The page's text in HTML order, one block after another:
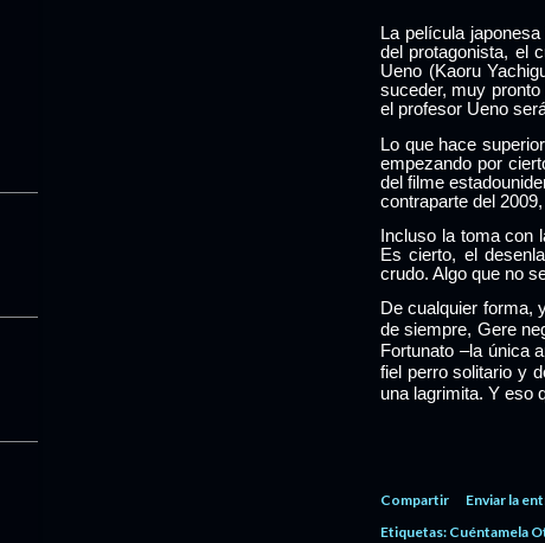
La película
del protagonista, el
Ueno (Kaoru
suceder, muy
el profesor Ueno
Lo que hace
empezando por
del filme
contraparte del
Incluso la toma con
Es cierto, el
crudo. Algo que no
De cualquier forma,
de siempre, Gere
Fortunato –la única
fiel perro solitario y
una lagrimita. Y eso
Compartir
Enviar la
Etiquetas: Cuéntamela